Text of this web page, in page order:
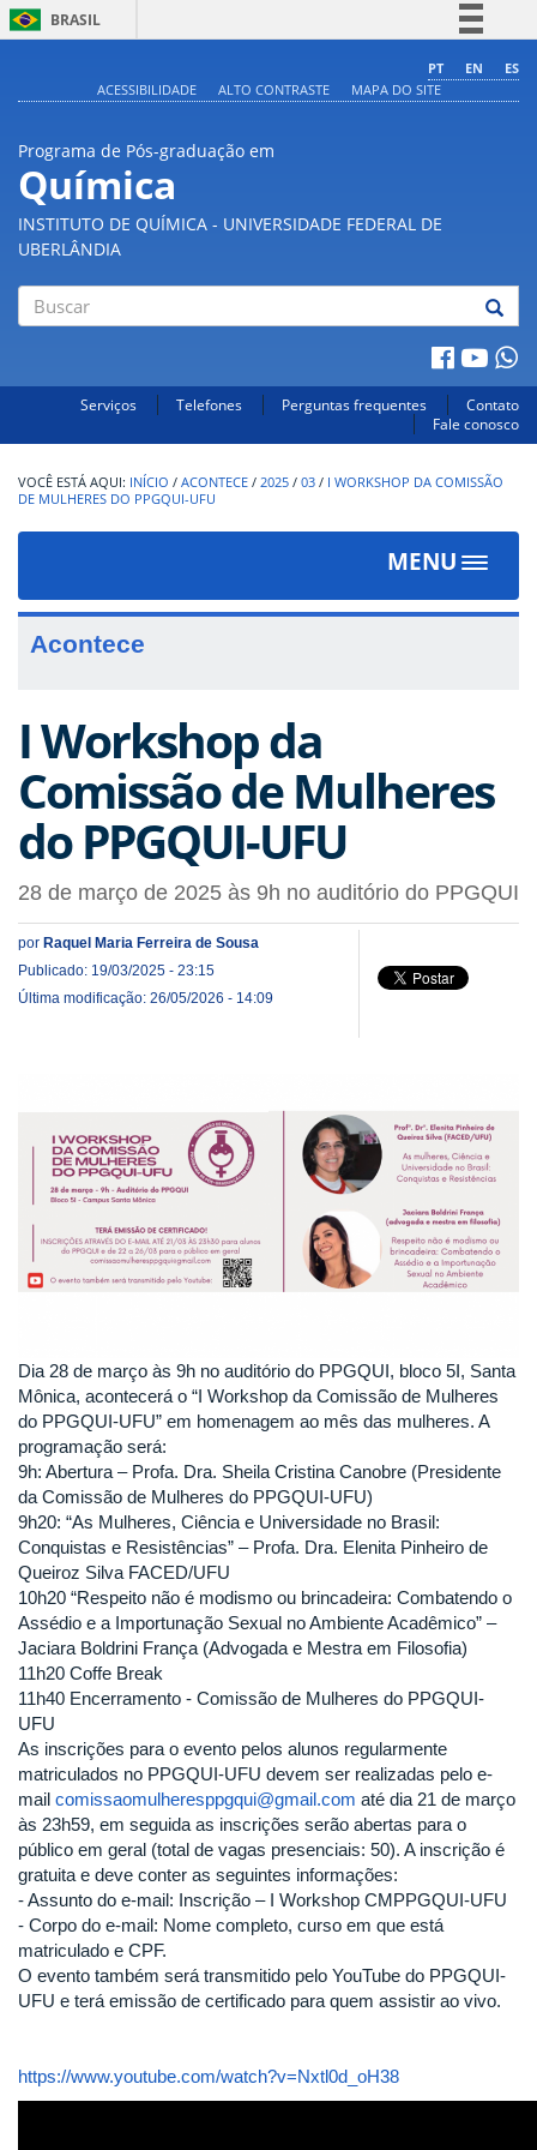
BRASIL
Comunica BR
PT EN
ES
ACESSIBILIDADE
ALTO CONTRASTE MAPA DO SITE
Programa de Pós-graduação em
Química
INSTITUTO DE QUÍMICA - UNIVERSIDADE FEDERAL DE
UBERLÂNDIA
Serviços Telefones Perguntas frequentes
Contato
Fale conosco
INÍCIO / ACONTECE / 2025 / 03 / I WORKSHOP DA COMISSÃO
DE MULHERES DO PPGQUI-UFU
MENU
Toggle
Acontece
I Workshop da
Comissão de Mulheres
do PPGQUI-UFU
28 de março de 2025 às 9h no auditório do PPGQUI
por Raquel Maria Ferreira de Sousa
Publicado: 19/03/2025 - 23:15
Última modificação: 26/05/2026 - 14:09
Dia 28 de março às 9h no auditório do PPGQUI, bloco 5I, Santa
Mônica, acontecerá o “I Workshop da Comissão de Mulheres
do PPGQUI-UFU” em homenagem ao mês das mulheres. A
programação será:
9h: Abertura – Profa. Dra. Sheila Cristina Canobre (Presidente
da Comissão de Mulheres do PPGQUI-UFU)
9h20: “As Mulheres, Ciência e Universidade no Brasil:
Conquistas e Resistências” – Profa. Dra. Elenita Pinheiro de
Queiroz Silva FACED/UFU
10h20 “Respeito não é modismo ou brincadeira: Combatendo o
Assédio e a Importunação Sexual no Ambiente Acadêmico” –
Jaciara Boldrini França (Advogada e Mestra em Filosofia)
11h20 Coffe Break
11h40 Encerramento - Comissão de Mulheres do PPGQUI-
UFU
As inscrições para o evento pelos alunos regularmente
matriculados no PPGQUI-UFU devem ser realizadas pelo e-
mail comissaomulheresppgqui@gmail.com até dia 21 de março
às 23h59, em seguida as inscrições serão abertas para o
público em geral (total de vagas presenciais: 50). A inscrição é
gratuita e deve conter as seguintes informações:
- Assunto do e-mail: Inscrição – I Workshop CMPPGQUI-UFU
- Corpo do e-mail: Nome completo, curso em que está
matriculado e CPF.
O evento também será transmitido pelo YouTube do PPGQUI-
UFU e terá emissão de certificado para quem assistir ao vivo.
https://www.youtube.com/watch?v=Nxtl0d_oH38